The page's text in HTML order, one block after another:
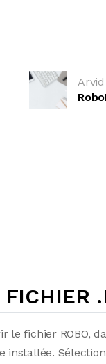
fichier ROBO,